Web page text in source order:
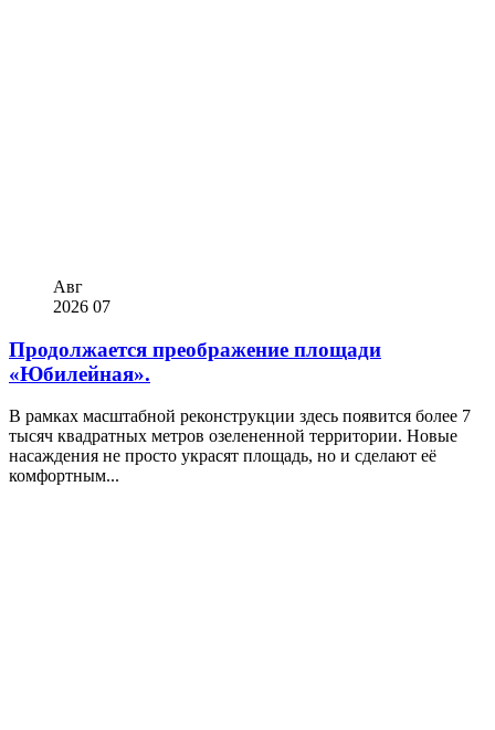
Авг
2026 07
Продолжается преображение площади
«Юбилейная».
В рамках масштабной реконструкции здесь появится более 7
тысяч квадратных метров озелененной территории. Новые
насаждения не просто украсят площадь, но и сделают её
комфортным...